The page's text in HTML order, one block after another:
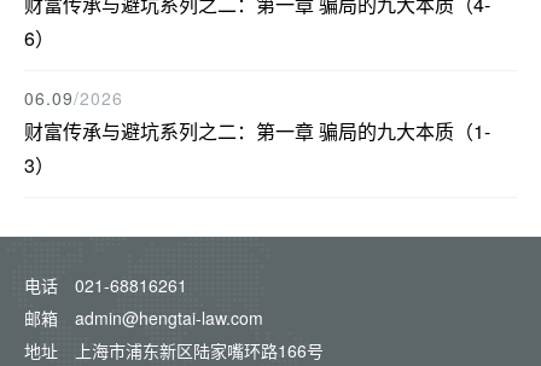
6）
06.09/2026
财富传承与避坑系列之二：第一章 骗局的九大本质（1-
3）
电话
021-68816261
邮箱
admin@hengtai-law.com
地址
上海市浦东新区陆家嘴环路166号